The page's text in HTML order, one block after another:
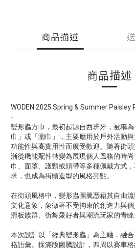
商品描述
商品描述
WODEN 2025 Spring & Summer
-
變形蟲方巾，最初起源自西班牙，被稱
巾」或「圍巾」，主要應用於戶外活動
功能性與高實用性而廣受歡迎。隨著街
漸從機能配件轉變為展現個人風格的時
巾、面罩、護頸或頭帶等多種佩戴方式
求，也成為街頭造型的風格亮點。
在街頭風格中，變形蟲圖騰憑藉其自由
文化意象，象徵著不受拘束的創造力與
滑板族群、街舞愛好者與潮流玩家的青睞
本次設計以「經典變形蟲」為主軸，融合
格語彙。採滿版圖騰設計，四周以賽車